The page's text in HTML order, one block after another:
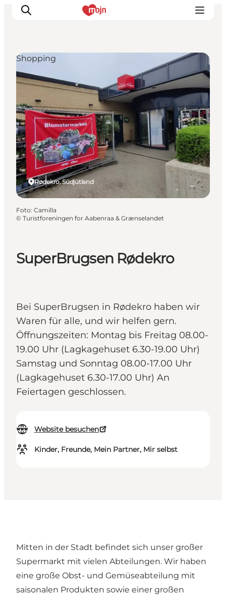
Erlebnisse
Städte und Regionen
Events
Übernachtung
Plane deine Reise
Booking
SuperBrugsen Rødekro
Bei SuperBrugsen in Rødekro haben wir
Waren für alle, und wir helfen gern.
Öffnungszeiten: Montag bis Freitag 08.00-
19.00 Uhr (Lagkagehuset 6.30-19.00 Uhr)
Samstag und Sonntag 08.00-17.00 Uhr
(Lagkagehuset 6.30-17.00 Uhr) An
Feiertagen geschlossen.
Website besuchen
Kinder, Freunde, Mein Partner, Mir selbst
Rødekro, Südjütland
Shopping
Foto: Camilla
© Turistforeningen for Aabenraa & Grænselandet
Mitten in der Stadt befindet sich unser großer
Supermarkt mit vielen Abteilungen. Wir haben
eine große Obst- und Gemüseabteilung mit
saisonalen Produkten sowie einer großen